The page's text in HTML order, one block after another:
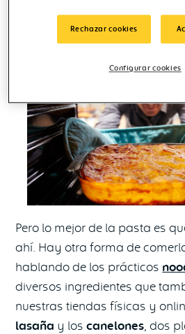
estrellitastan del gusto de los
la casa.
Pero lo mejor de la pasta es
ahí. Hay otra forma de
hablando de los prácticos
diversos ingredientes que
nuestras tiendas físicas y
lasaña y loscanelones , dos
Rechazar cookies
Configurar cookies